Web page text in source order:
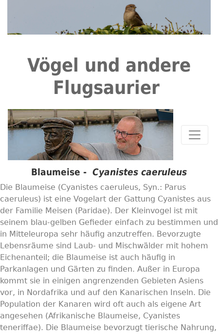
Vögel und andere
Flugsaurier
Blaumeise - Cyanistes caeruleus
Die Blaumeise (Cyanistes caeruleus, Syn.: Parus
caeruleus) ist eine Vogelart der Gattung Cyanistes aus
der Familie Meisen (Paridae). Der Kleinvogel ist mit
seinem blau-gelben Gefieder einfach zu bestimmen und
in Mitteleuropa sehr häufig anzutreffen. Bevorzugte
Lebensräume sind Laub- und Mischwälder mit hohem
Eichenanteil; die Blaumeise ist auch häufig in
Parkanlagen und Gärten zu finden. Außer in Europa
kommt sie in einigen angrenzenden Gebieten Asiens
vor, in Nordafrika und auf den Kanarischen Inseln. Die
Population der Kanaren wird oft auch als eigene Art
angesehen (Afrikanische Blaumeise, Cyanistes
teneriffae). Die Blaumeise bevorzugt tierische Nahrung,